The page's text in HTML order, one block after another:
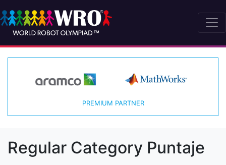
PREMIUM PARTNER
Regular Category Puntaje